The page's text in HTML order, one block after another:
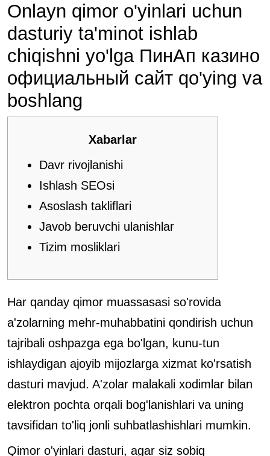
Onlayn qimor o'yinlari uchun
dasturiy ta'minot ishlab
chiqishni yo'lga ПинАп казино
официальный сайт qo'ying va
boshlang
Xabarlar
Davr rivojlanishi
Ishlash SEOsi
Asoslash takliflari
Javob beruvchi ulanishlar
Tizim mosliklari
Har qanday qimor muassasasi so'rovida
a'zolarning mehr-muhabbatini qondirish uchun
tajribali oshpazga ega bo'lgan, kunu-tun
ishlaydigan ajoyib mijozlarga xizmat ko'rsatish
dasturi mavjud. A'zolar malakali xodimlar bilan
elektron pochta orqali bog'lanishlari va uning
tavsifidan to'liq jonli suhbatlashishlari mumkin.
Qimor o'yinlari dasturi, agar siz sobiq